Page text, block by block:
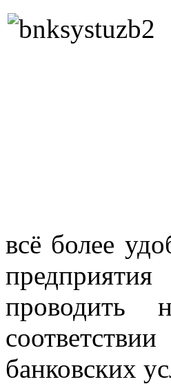
всё более
проводить
банковских